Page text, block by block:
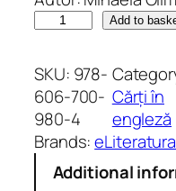
t
e
r
a
t
Add to
SKU: 978-
606-700-
980-4
Cărți în
engleză
Brands:eLiteratura
Additional